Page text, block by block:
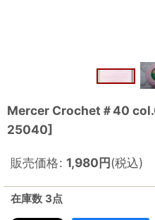
Mercer Crochet＃40
25040]
販売価格: 1,980円(税込)
在庫数 3点